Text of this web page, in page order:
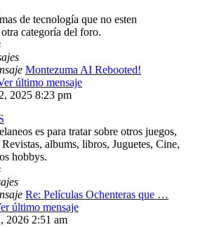
de tecnología que no esten
categoría del foro.
Montezuma AI Rebooted!
último mensaje
2025 8:23 pm
es para tratar sobre otros juegos,
albums, libros, Juguetes, Cine,
hobbys.
Re: Películas Ochenteras que …
último mensaje
2026 2:51 am